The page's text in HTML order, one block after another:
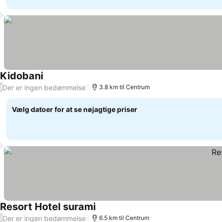
KidobaniSe priser
/Der er ingen bedømmelse 3.8 km til Centrum
Vælg datoer for at se nøjagtige priser
Resort Hotel suramiSe priser
/Der er ingen bedømmelse 6.5 km til Centrum